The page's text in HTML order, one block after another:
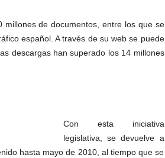
de documentos, entre los que se
español. A través de su web se puede
descargas han superado los 14 millones
Con esta iniciativa
legislativa, se devuelve a
hasta mayo de 2010, al tiempo que se